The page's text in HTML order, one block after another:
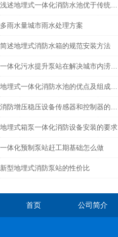
多雨水量城市雨水处理方案
简述地埋式消防水箱的规范安装方法
地埋式箱泵一体化消防设备安装的要求
一体化预制泵站赶工期基础怎么做
新型地埋式消防泵站的性价比
首页 公司简介